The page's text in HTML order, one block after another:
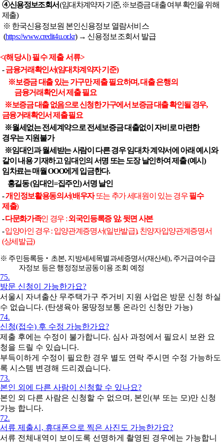
➃신용정보조회서(임대차계약자 기준, ※ 보증금 대출 여부 확인을 위해
제출)
※ 한국신용정보원 본인신용정보 열람서비스
(https://www.credit4u.or.kr) → 신용정보조회서 발급
<(해당시)필수 제출 서류>
-금융거래확인서(임대차계약자 기준)
※보증금 대출 있는 가구만 제출 필요하며,대출 은행의
금융거래확인서 제출 필요
※보증금 대출 없음으로 신청한 가구에서 보증금 대출 확인될 경우,
금융거래확인서 제출 필요
※월세없는 전세계약으로 전세보증금 대출없이 자비로 마련한
경우는 지원불가
※임대인과 월세받는 사람이 다른 경우 임대차 계약서에 아래 예시와
같이 내용 기재하고 임대인의 서명 또는 도장 날인하여 제출(예시)
임차료는 매월OOO에게 입금한다.
홍길동(임대인=집주인)서명 날인
-개인정보활용동의서(배우자 또는 추가 세대원이 있는 경우필수
제출)
-다문화가족인 경우 :외국인등록증 앞,뒷면 사본
-입양아인 경우: 입양관계증명서(일반발급), 친양자입양관계증명서
(상세발급)
※ 주민등록등 ‧ 초본, 지방세세목별과세증명서(재산세), 주거급여수급
자정보 등은 행정정보공동이용 조회 예정
75.
방문 신청이 가능한가요?
서울시 자녀출산 무주택가구 주거비 지원 사업은 방문 신청 하실
수 없습니다. (탄생육아 몽땅정보통 온라인 신청만 가능)
74.
신청(접수) 후 수정 가능한가요?
제출 후에는 수정이 불가합니다. 심사 과정에서 필요시 보완 요
청을 드릴 수 있습니다.
부득이하게 수정이 필요한 경우 별도 연락 주시면 수정 가능하도
록 시스템 변경해 드리겠습니다.
73.
본인 외에 다른 사람이 신청할 수 있나요?
본인 외 다른 사람은 신청할 수 없으며, 본인(부 또는 모)만 신청
가능 합니다.
72.
서류 제출시, 휴대폰으로 찍은 사진도 가능한가요?
서류 전체내역이 보이도록 선명하게 촬영된 경우에는 가능합니